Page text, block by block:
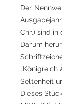
Der
Chr.) sind in
Darum
„Königreich
Seltenheit
Dieses